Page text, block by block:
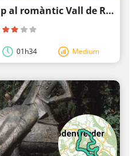
Sobre la Himckeburg cap al romàntic Vall de Rühler
01h34 Medium